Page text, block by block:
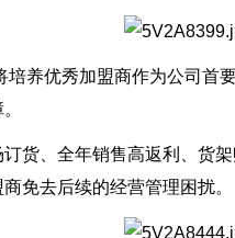
养优秀加盟商作为公司首
货、全年销售高返利、货
免去后续的经营管理困扰。